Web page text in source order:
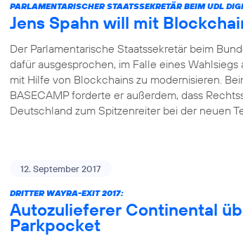
PARLAMENTARISCHER STAATSSEKRETÄR BEIM UDL
Jens Spahn will mit
Der Parlamentarische Staatssekretär beim
dafür ausgesprochen, im Falle eines
mit Hilfe von Blockchains zu modernisieren.
BASECAMP forderte er außerdem, dass
Deutschland zum Spitzenreiter bei der neuen
12. September 2017
DRITTER WAYRA-EXIT 2017:
Autozulieferer Continental
Parkpocket